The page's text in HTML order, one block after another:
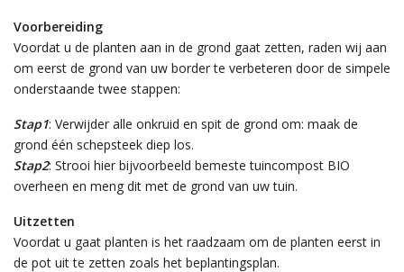
Voorbereiding
Voordat u de planten aan in de grond gaat zetten, raden wij aan
om eerst de grond van uw border te verbeteren door de simpele
onderstaande twee stappen:
Stap1: Verwijder alle onkruid en spit de grond om: maak de
grond één schepsteek diep los.
Stap2: Strooi hier bijvoorbeeld bemeste tuincompost BIO
overheen en meng dit met de grond van uw tuin.
Uitzetten
Voordat u gaat planten is het raadzaam om de planten eerst in
de pot uit te zetten zoals het beplantingsplan.